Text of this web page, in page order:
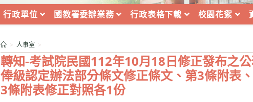
行政單位 國教署委辦業務 行政表格下載 校園花絮
轉知-考試院民國112年10月18日修正發布之
俸級認定辦法部分條文修正條文、第3條附表
3條附表修正對照各1份
> 人事室 >